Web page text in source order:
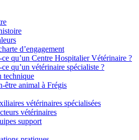
d’engagement
ce qu’un Centre Hospitalier Vétérinaire ?
ce qu’un vétérinaire spécialiste ?
technique
être animal à Frégis
vétérinaires spécialisées
vétérinaires
support